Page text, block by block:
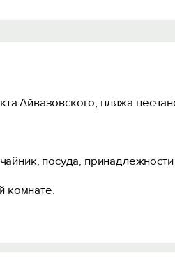
Айвазовского, пляжа
посуда,
комнате.